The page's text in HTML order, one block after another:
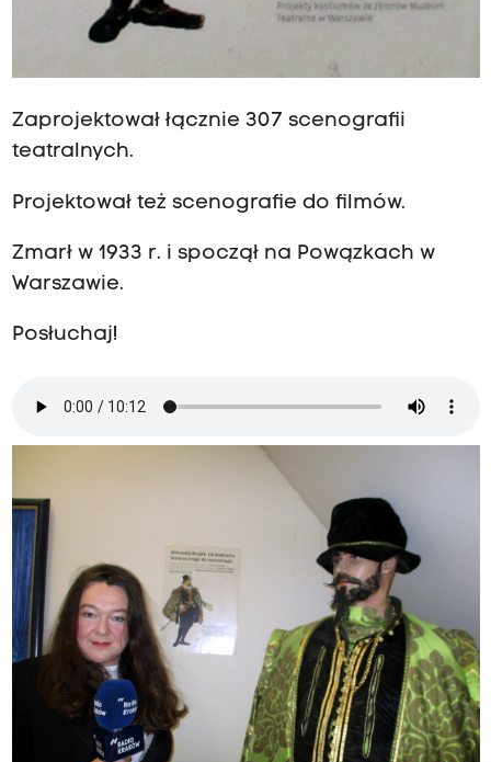
Zaprojektował łącznie 307 scenografii
teatralnych.
Projektował też scenografie do filmów.
Zmarł w 1933 r. i spoczął na Powązkach w
Warszawie.
Posłuchaj!